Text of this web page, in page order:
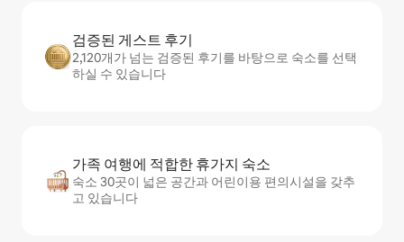
검증된 게스트 후기
2,120개가 넘는 검증된 후기를 바탕으로 숙소를 선택
하실 수 있습니다
가족 여행에 적합한 휴가지 숙소
숙소 30곳이 넓은 공간과 어린이용 편의시설을 갖추
고 있습니다